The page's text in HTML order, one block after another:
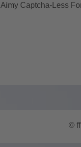
Aimy Captcha-Less
©